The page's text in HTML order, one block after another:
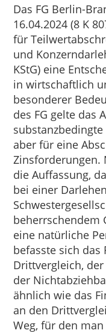
I
Tax
Das FG Berlin-
16.04.2024 (8 K
für
und
KStG) eine
in wirtschaftlich
besonderer
des FG gelte das
aber für eine
Zinsforderungen.
die Auffassung,
bei einer
beherrschendem
eine natürliche
befasste sich das
Drittvergleich,
der
ähnlich wie das
an den
Weg, für den